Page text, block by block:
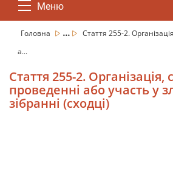
Меню
Головна ...
Стаття 255-2.
а...
Стаття 255-2.
проведенні або участь у
зібранні (сходці)